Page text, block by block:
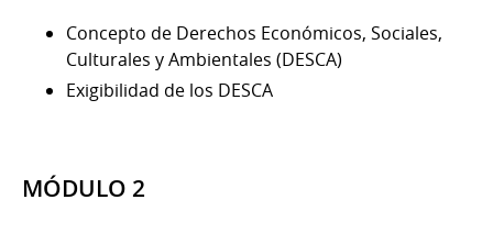
Concepto de Derechos Económicos, Sociales,
Culturales y Ambientales (DESCA)
Exigibilidad de los DESCA
MÓDULO 2